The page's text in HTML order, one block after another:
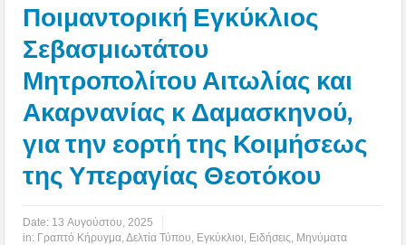
Ποιμαντορική Εγκύκλιος
Σεβασμιωτάτου
Μητροπολίτου Αιτωλίας και
Ακαρνανίας κ Δαμασκηνού,
για την εορτή της Κοιμήσεως
της Υπεραγίας Θεοτόκου
Date: 13 Αυγούστου, 2025
in: Γραπτό Κήρυγμα ,Δελτία Τύπου Εγκύκλιοι Ειδήσεις Μηνύματα